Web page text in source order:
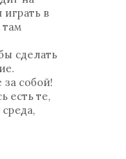
играть в
там
сделать
собой!
есть те,